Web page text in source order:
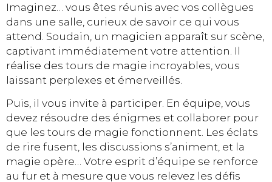
Imaginez… vous êtes réunis avec vos collègues
dans une salle, curieux de savoir ce qui vous
attend. Soudain, un magicien apparaît sur scène,
captivant immédiatement votre attention. Il
réalise des tours de magie incroyables, vous
laissant perplexes et émerveillés.
Puis, il vous invite à participer. En équipe, vous
devez résoudre des énigmes et collaborer pour
que les tours de magie fonctionnent. Les éclats
de rire fusent, les discussions s’animent, et la
magie opère… Votre esprit d’équipe se renforce
au fur et à mesure que vous relevez les défis